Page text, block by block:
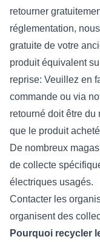
retourner
réglementation,
gratuite de votre
produit équivalent
reprise: Veuillez en
commande ou via
retourné doit être
que le produit
De nombreux
de collecte
électriques usagés.
Contacter les
organisent des
Pourquoi recycler